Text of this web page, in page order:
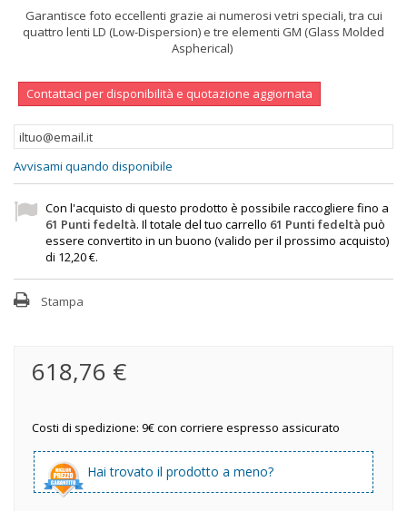
Garantisce foto eccellenti grazie ai numerosi vetri speciali, tra cui
quattro lenti LD (Low-Dispersion) e tre elementi GM (Glass Molded
Aspherical)
Contattaci per disponibilità e quotazione aggiornata
Avvisami quando disponibile
Con l'acquisto di questo prodotto è possibile raccogliere fino a
61 Punti fedeltà. Il totale del tuo carrello 61 Punti fedeltà può
essere convertito in un buono (valido per il prossimo acquisto)
di 12,20 €.
Stampa
618,76 €
Costi di spedizione: 9€ con corriere espresso assicurato
Hai trovato il prodotto a meno?